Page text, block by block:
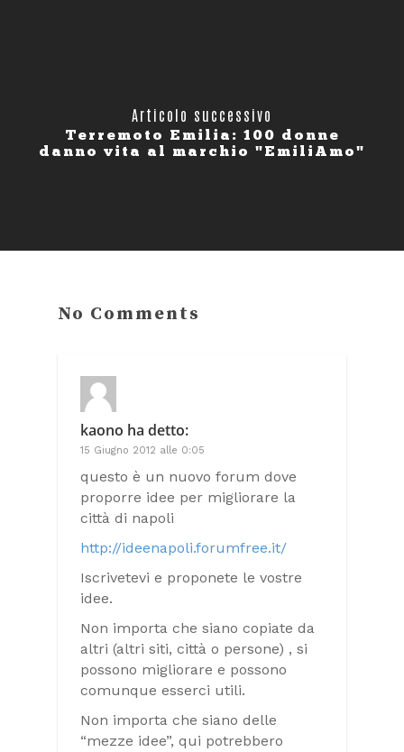
Articolo successivo
Terremoto Emilia: 100 donne
danno vita al marchio "EmiliAmo"
No Comments
kaono ha detto:
15 Giugno 2012 alle 0:05
questo è un nuovo forum dove
proporre idee per migliorare la
città di napoli
http://ideenapoli.forumfree.it/
Iscrivetevi e proponete le vostre
idee.
Non importa che siano copiate da
altri (altri siti, città o persone) , si
possono migliorare e possono
comunque esserci utili.
Non importa che siano delle
“mezze idee”, qui potrebbero